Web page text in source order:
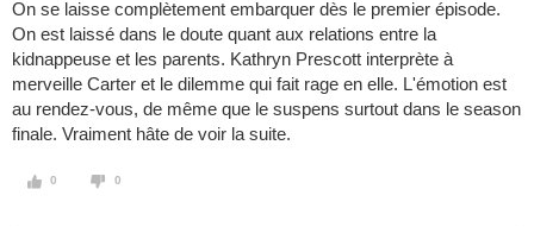
On se laisse complètement embarquer dès le premier épisode.
On est laissé dans le doute quant aux relations entre la
kidnappeuse et les parents. Kathryn Prescott interprète à
merveille Carter et le dilemme qui fait rage en elle. L'émotion est
au rendez-vous, de même que le suspens surtout dans le season
finale. Vraiment hâte de voir la suite.
0 0